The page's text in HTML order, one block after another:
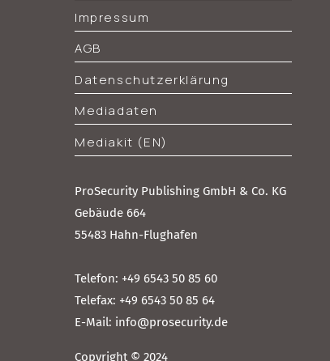
Impressum
AGB
Datenschutzerklärung
Mediadaten
Mediakit (EN)
ProSecurity Publishing GmbH & Co. KG
Gebäude 664
55483 Hahn-Flughafen
Telefon: +49 6543 50 85 60
Telefax: +49 6543 50 85 64
E-Mail: info@prosecurity.de
Copyright © 2024